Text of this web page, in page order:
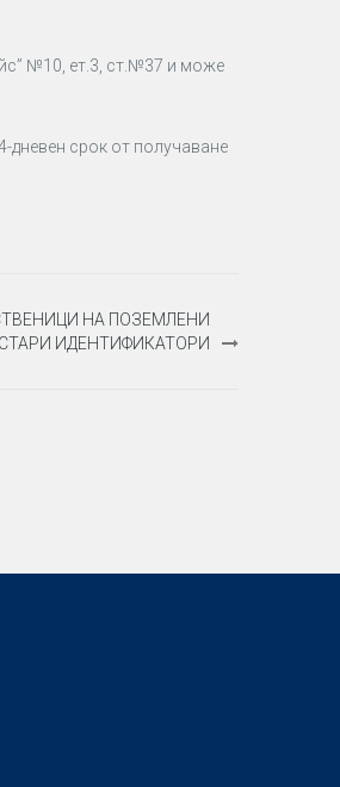
№10, ет.3, ст.№37 и може
дневен срок от получаване
НА ПОЗЕМЛЕНИ
ИДЕНТИФИКАТОРИ